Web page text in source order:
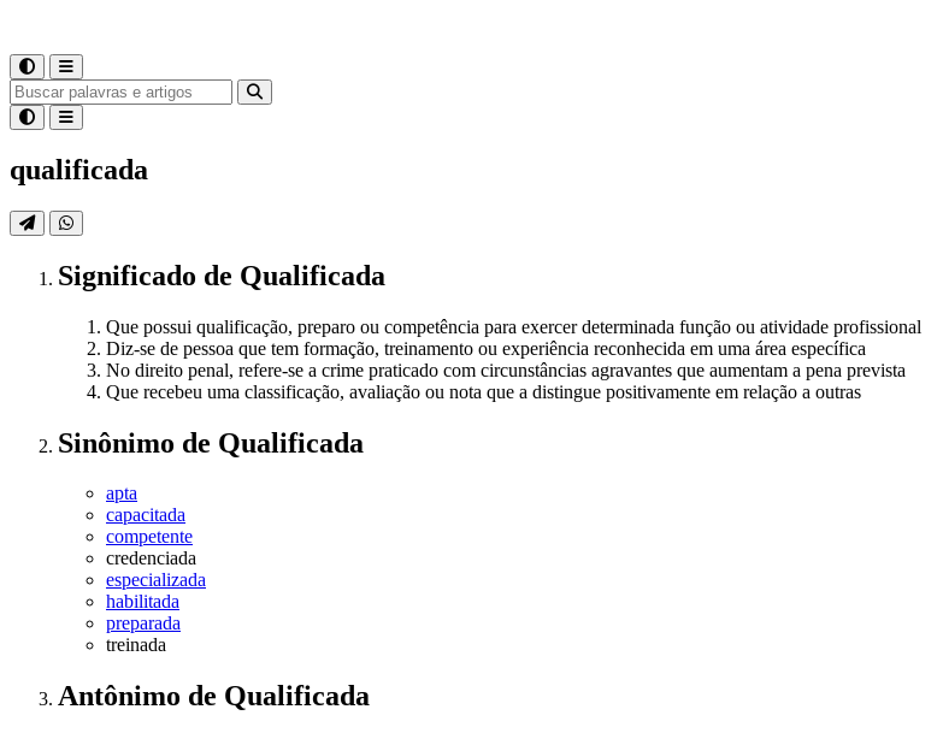
qualificada
Significado de Qualificada
Que possui qualificação, preparo ou competência para exercer determinada função ou atividade profissional
Diz-se de pessoa que tem formação, treinamento ou experiência reconhecida em uma área específica
No direito penal, refere-se a crime praticado com circunstâncias agravantes que aumentam a pena prevista
Que recebeu uma classificação, avaliação ou nota que a distingue positivamente em relação a outras
Sinônimo de Qualificada
apta
capacitada
competente
credenciada
especializada
habilitada
preparada
treinada
Antônimo de Qualificada